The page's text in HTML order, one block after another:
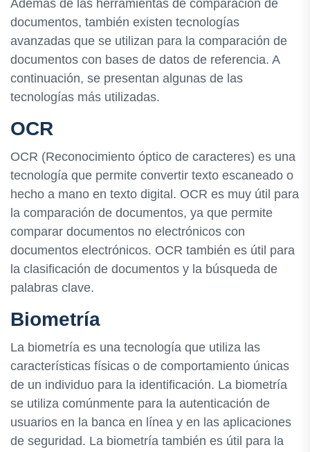
Además de las herramientas de comparación de
documentos, también existen tecnologías
avanzadas que se utilizan para la comparación de
documentos con bases de datos de referencia. A
continuación, se presentan algunas de las
tecnologías más utilizadas.
OCR
OCR (Reconocimiento óptico de caracteres) es una
tecnología que permite convertir texto escaneado o
hecho a mano en texto digital. OCR es muy útil para
la comparación de documentos, ya que permite
comparar documentos no electrónicos con
documentos electrónicos. OCR también es útil para
la clasificación de documentos y la búsqueda de
palabras clave.
Biometría
La biometría es una tecnología que utiliza las
características físicas o de comportamiento únicas
de un individuo para la identificación. La biometría
se utiliza comúnmente para la autenticación de
usuarios en la banca en línea y en las aplicaciones
de seguridad. La biometría también es útil para la